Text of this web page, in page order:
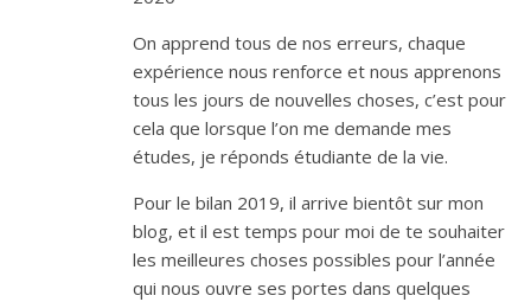
On apprend tous de nos erreurs, chaque
expérience nous renforce et nous apprenons
tous les jours de nouvelles choses, c’est pour
cela que lorsque l’on me demande mes
études, je réponds étudiante de la vie.
Pour le bilan 2019, il arrive bientôt sur mon
blog, et il est temps pour moi de te souhaiter
les meilleures choses possibles pour l’année
qui nous ouvre ses portes dans quelques